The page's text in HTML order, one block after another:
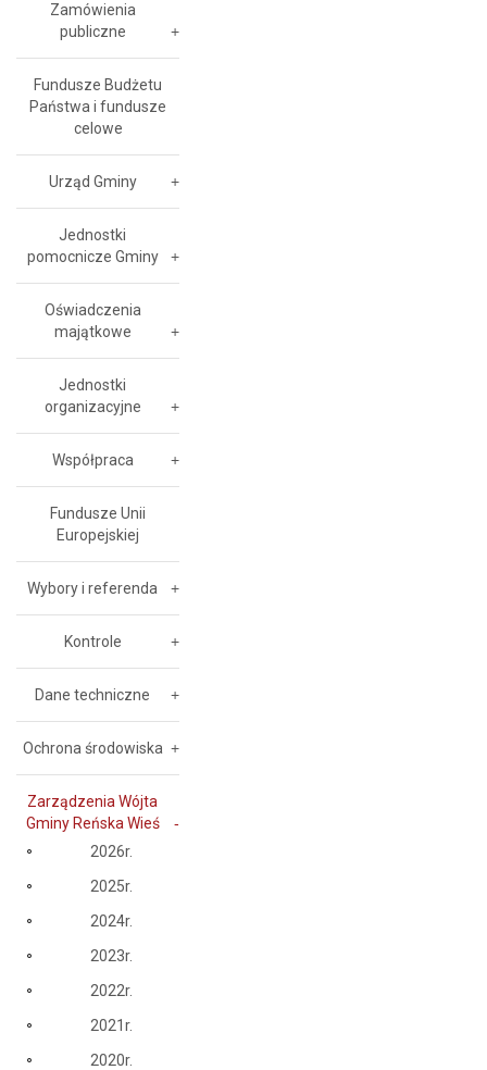
Zamówienia
publiczne
Fundusze Budżetu
Państwa i fundusze
celowe
Urząd Gminy
Jednostki
pomocnicze Gminy
Oświadczenia
majątkowe
Jednostki
organizacyjne
Współpraca
Fundusze Unii
Europejskiej
Wybory i referenda
Kontrole
Dane techniczne
Ochrona środowiska
Zarządzenia Wójta
Gminy Reńska Wieś
2026r.
2025r.
2024r.
2023r.
2022r.
2021r.
2020r.